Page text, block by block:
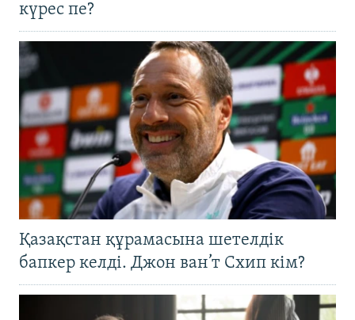
күрес пе?
Қазақстан құрамасына шетелдік
бапкер келді. Джон ван’т Схип кім?